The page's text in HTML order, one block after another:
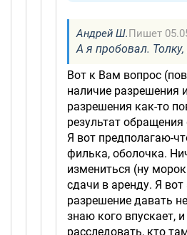
Андрей Ш.Пишет
А я пробовал.
Вот к Вам вопрос
наличие разрешения
разрешения как-то
результат обращения
Я вот предполагаю-
филька, оболочка.
измениться (ну
сдачи в аренду. Я вот
разрешение давать
знаю кого впускает,
расследовать, кто